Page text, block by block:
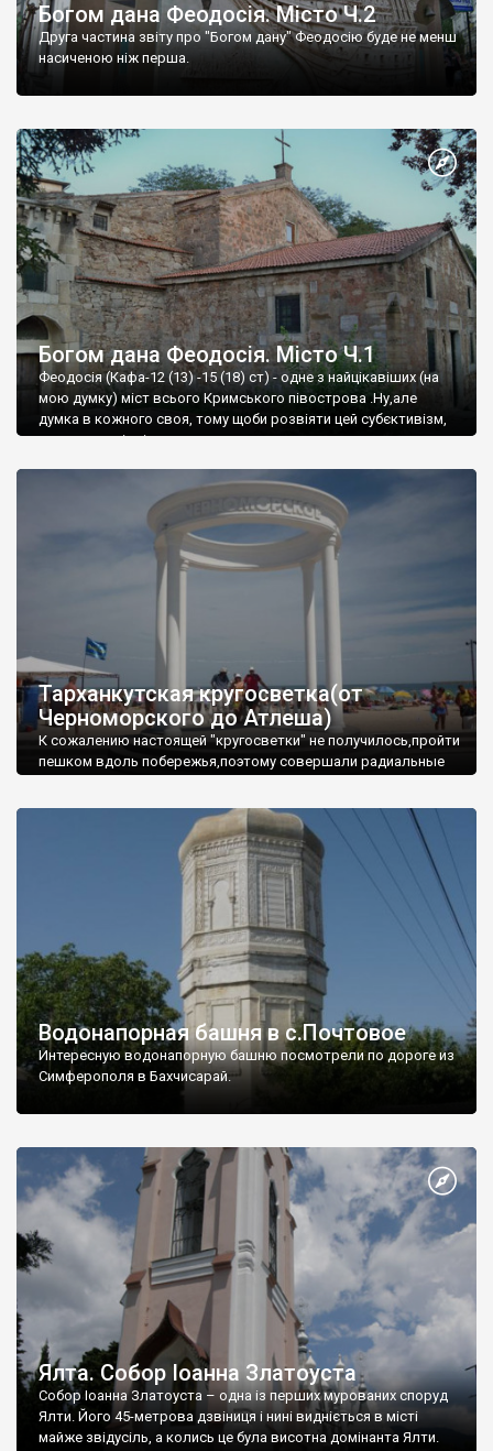
Богом дана Феодосія. Місто Ч.2
Друга частина звіту про "Богом дану" Феодосію буде не менш
насиченою ніж перша.
Богом дана Феодосія. Місто Ч.1
Феодосія (Кафа-12 (13) -15 (18) ст) - одне з найцікавіших (на
мою думку) міст всього Кримського півострова .Ну,але
думка в кожного своя, тому щоби розвіяти цей субєктивізм,
запрошую відвідати це
Тарханкутская кругосветка(от
Черноморского до Атлеша)
К сожалению настоящей "кругосветки" не получилось,пройти
пешком вдоль побережья,поэтому совершали радиальные
Водонапорная башня в с.Почтовое
Интересную водонапорную башню посмотрели по дороге из
Симферополя в Бахчисарай.
Ялта. Собор Іоанна Златоуста
Собор Іоанна Златоуста – одна із перших мурованих споруд
Ялти. Його 45-метрова дзвіниця і нині видніється в місті
майже звідусіль, а колись це була висотна домінанта Ялти.